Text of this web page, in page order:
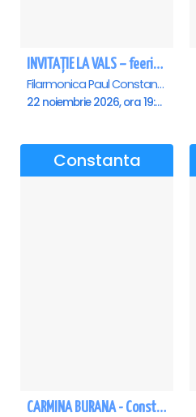
INVITAȚIE LA VALS – feerie de bal în paşi de dans - Ploiesti
Filarmonica Paul Constantinescu, Ploiesti
22 noiembrie 2026, ora 19:00
Constanta
CARMINA BURANA - Constanta